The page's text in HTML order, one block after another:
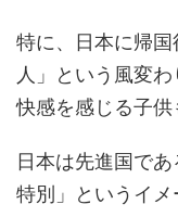
特に、日本に帰
人」という風変
快感を感じる子供
日本は先進国で
特別」というイメ